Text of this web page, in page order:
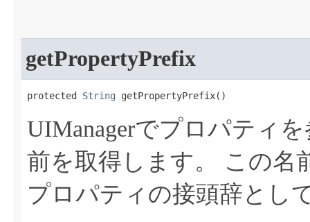
getPropertyPrefix
protected String getPropertyPrefix​()
UIManagerでプロパティ
前を取得します。
この名
プロパティの接頭辞とし